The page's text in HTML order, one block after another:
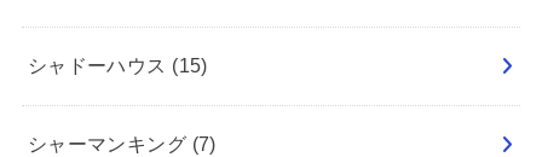
シャドーハウス (15)
シャーマンキング (7)